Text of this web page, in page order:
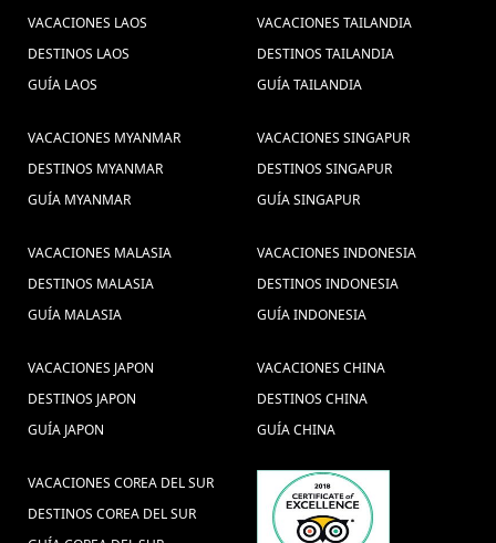
VACACIONES LAOS
DESTINOS LAOS
GUÍA LAOS
VACACIONES TAILANDIA
DESTINOS TAILANDIA
GUÍA TAILANDIA
VACACIONES MYANMAR
DESTINOS MYANMAR
GUÍA MYANMAR
VACACIONES SINGAPUR
DESTINOS SINGAPUR
GUÍA SINGAPUR
VACACIONES MALASIA
DESTINOS MALASIA
GUÍA MALASIA
VACACIONES INDONESIA
DESTINOS INDONESIA
GUÍA INDONESIA
VACACIONES JAPON
DESTINOS JAPON
GUÍA JAPON
VACACIONES CHINA
DESTINOS CHINA
GUÍA CHINA
VACACIONES COREA DEL SUR
DESTINOS COREA DEL SUR